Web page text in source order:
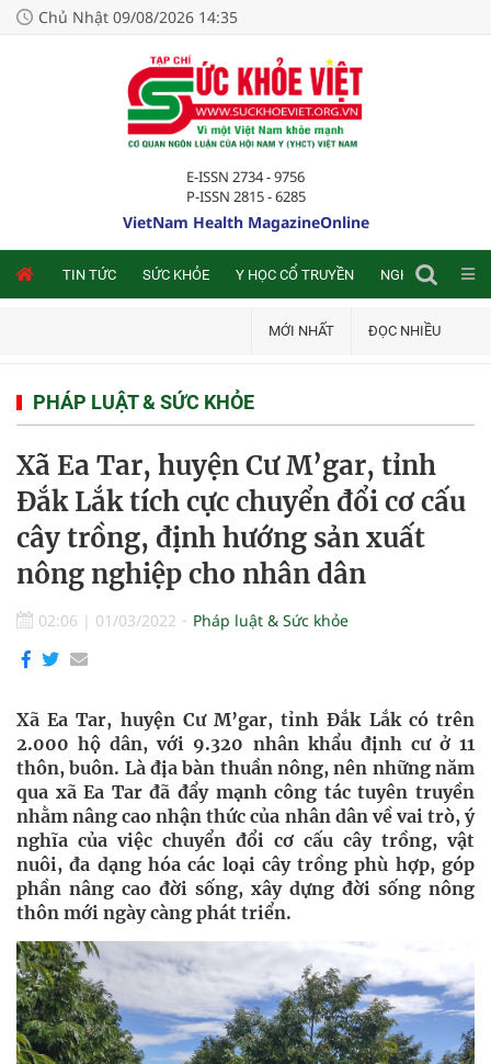
Chủ Nhật 09/08/2026 14:35
E-ISSN 2734 - 9756
P-ISSN 2815 - 6285
VietNam Health MagazineOnline
TIN TỨC SỨC KHỎE Y HỌC CỔ TRUYỀN NGHIÊN CỨU
MỚI NHẤT ĐỌC NHIỀU
PHÁP LUẬT & SỨC KHỎE
Xã Ea Tar, huyện Cư M’gar, tỉnh
Đắk Lắk tích cực chuyển đổi cơ cấu
cây trồng, định hướng sản xuất
nông nghiệp cho nhân dân
02:06 | 01/03/2022 Pháp luật & Sức khỏe
Xã Ea Tar, huyện Cư M’gar, tỉnh Đắk Lắk có trên
2.000 hộ dân, với 9.320 nhân khẩu định cư ở 11
thôn, buôn. Là địa bàn thuần nông, nên những năm
qua xã Ea Tar đã đẩy mạnh công tác tuyên truyền
nhằm nâng cao nhận thức của nhân dân về vai trò, ý
nghĩa của việc chuyển đổi cơ cấu cây trồng, vật
nuôi, đa dạng hóa các loại cây trồng phù hợp, góp
phần nâng cao đời sống, xây dựng đời sống nông
thôn mới ngày càng phát triển.